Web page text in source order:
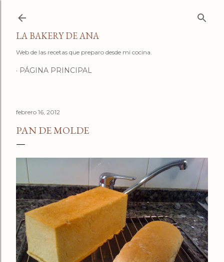
LA BAKERY DE ANA
Web de las recetas que preparo desde mi cocina.
PÁGINA PRINCIPAL
febrero 16, 2012
PAN DE MOLDE